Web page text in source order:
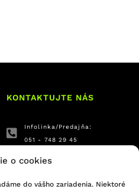
o cookies
do vášho zariadenia. Niektoré
KONTAKTUJTE NÁS
Infolinka/Predajňa:
051 - 748 29 45
Kpt. Nálepku 2